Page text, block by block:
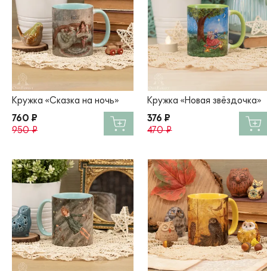
Кружка «Сказка на ночь»
760 ₽
950 ₽
Кружка «Новая звёздочка»
376 ₽
470 ₽